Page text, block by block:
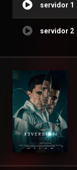
servidor 1
servidor 2